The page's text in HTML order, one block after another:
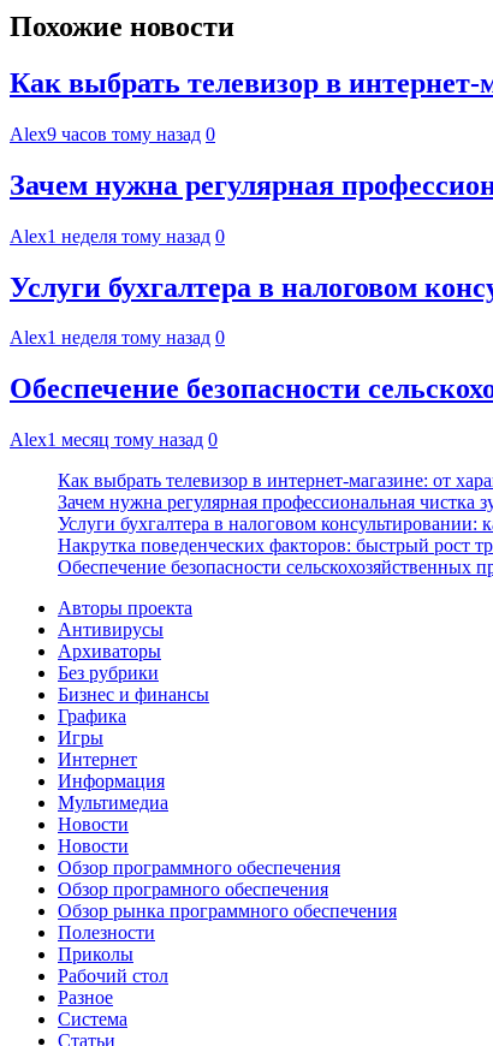
Похожие новости
Как выбрать телевизор в
Alex9 часов тому назад 0
Зачем нужна регулярная
Alex1 неделя тому назад 0
Услуги бухгалтера в налоговом
Alex1 неделя тому назад 0
Обеспечение безопасности
Alex1 месяц тому назад 0
Как выбрать телевизор в интернет-магазине: от
Зачем нужна регулярная профессиональная чистка
Услуги бухгалтера в налоговом
Накрутка поведенческих факторов: быстрый рост
Обеспечение безопасности сельскохозяйственных
Авторы проекта
Антивирусы
Архиваторы
Без рубрики
Бизнес и финансы
Графика
Игры
Интернет
Информация
Мультимедиа
Новости
Новости
Обзор программного обеспечения
Обзор програмного обеспечения
Обзор рынка программного обеспечения
Полезности
Приколы
Рабочий стол
Разное
Система
Статьи